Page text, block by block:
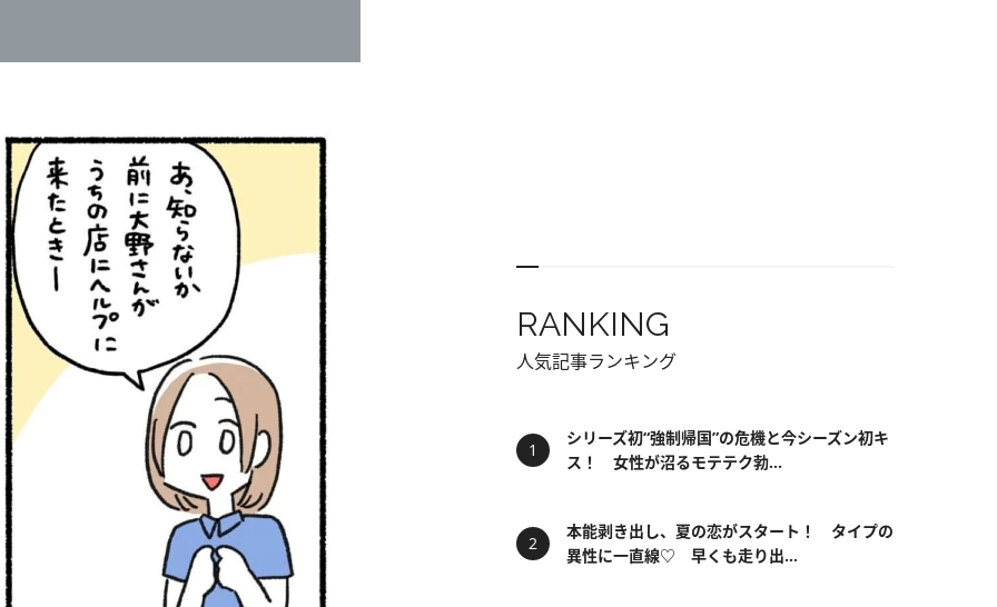
RANKING
人気記事ランキング
シリーズ初“強制帰国”の危機と今シーズン初キ
ス！ 女性が沼るモテテク勃...
本能剥き出し、夏の恋がスタート！ タイプの
異性に一直線♡ 早くも走り出...